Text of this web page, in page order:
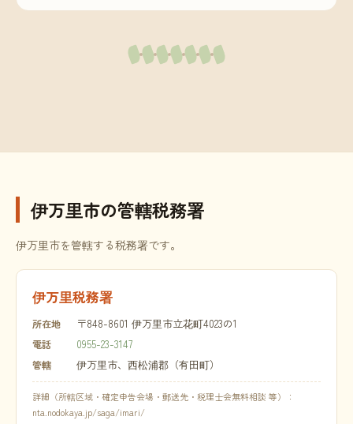
伊万里市の管轄税務署
伊万里市を管轄する税務署です。
伊万里税務署
所在地 〒848-8601 伊万里市立花町4023の1
電話 0955-23-3147
管轄 伊万里市、西松浦郡（有田町）
詳細（所轄区域・確定申告会場・郵送先・税理士会無料相談 等）：
nta.nodokaya.jp/saga/imari/